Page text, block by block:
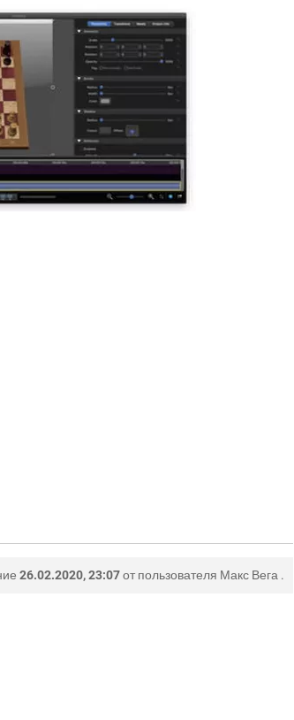
26.02.2020, 23:07от пользователя Макс Вега .